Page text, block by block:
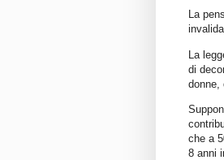
La
La
di
donne,
che a
8 anni